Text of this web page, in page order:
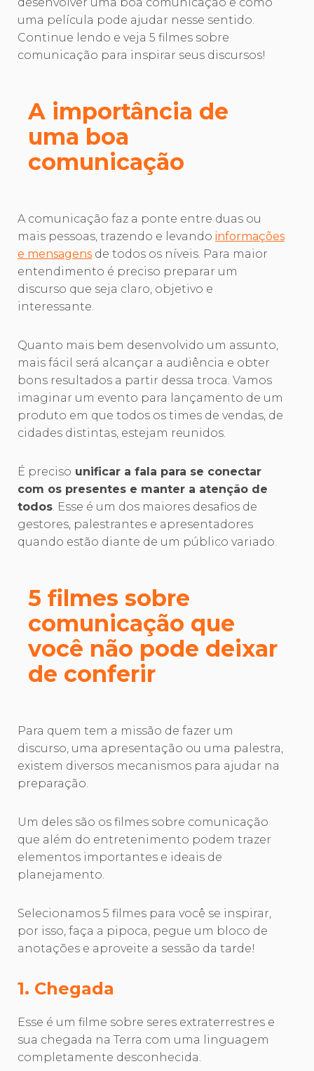
uma película pode ajudar nesse sentido.
Continue lendo e veja 5 filmes sobre
comunicação para inspirar seus discursos!
A importância de
uma boa
comunicação
A comunicação faz a ponte entre duas ou
mais pessoas, trazendo e levando informações
e mensagens de todos os níveis. Para maior
entendimento é preciso preparar um
discurso que seja claro, objetivo e
interessante.
Quanto mais bem desenvolvido um assunto,
mais fácil será alcançar a audiência e obter
bons resultados a partir dessa troca. Vamos
imaginar um evento para lançamento de um
produto em que todos os times de vendas, de
cidades distintas, estejam reunidos.
É preciso unificar a fala para se conectar
com os presentes e manter a atenção de
todos. Esse é um dos maiores desafios de
gestores, palestrantes e apresentadores
quando estão diante de um público variado.
5 filmes sobre
comunicação que
você não pode deixar
de conferir
Para quem tem a missão de fazer um
discurso, uma apresentação ou uma palestra,
existem diversos mecanismos para ajudar na
preparação.
Um deles são os filmes sobre comunicação
que além do entretenimento podem trazer
elementos importantes e ideais de
planejamento.
Selecionamos 5 filmes para você se inspirar,
por isso, faça a pipoca, pegue um bloco de
anotações e aproveite a sessão da tarde!
1. Chegada
Esse é um filme sobre seres extraterrestres e
sua chegada na Terra com uma linguagem
completamente desconhecida.